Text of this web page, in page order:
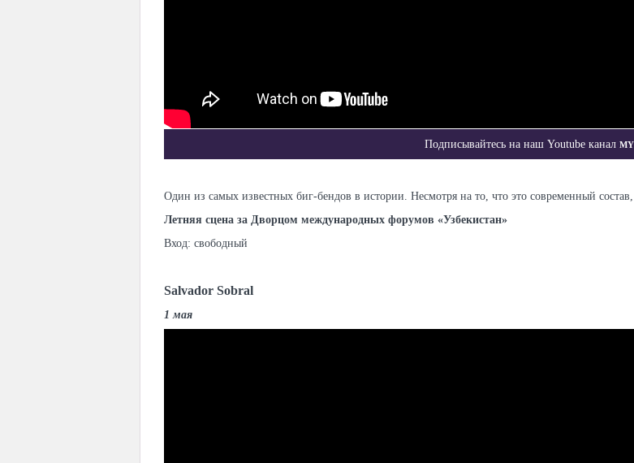
Подписывайтесь на наш Youtube канал
Один из самых известных биг-бендов в истории. Несмотря на то, что это современный
Летняя сцена за Дворцом международных форумов «Узбекистан»
Вход: свободный
Salvador Sobral
1 мая